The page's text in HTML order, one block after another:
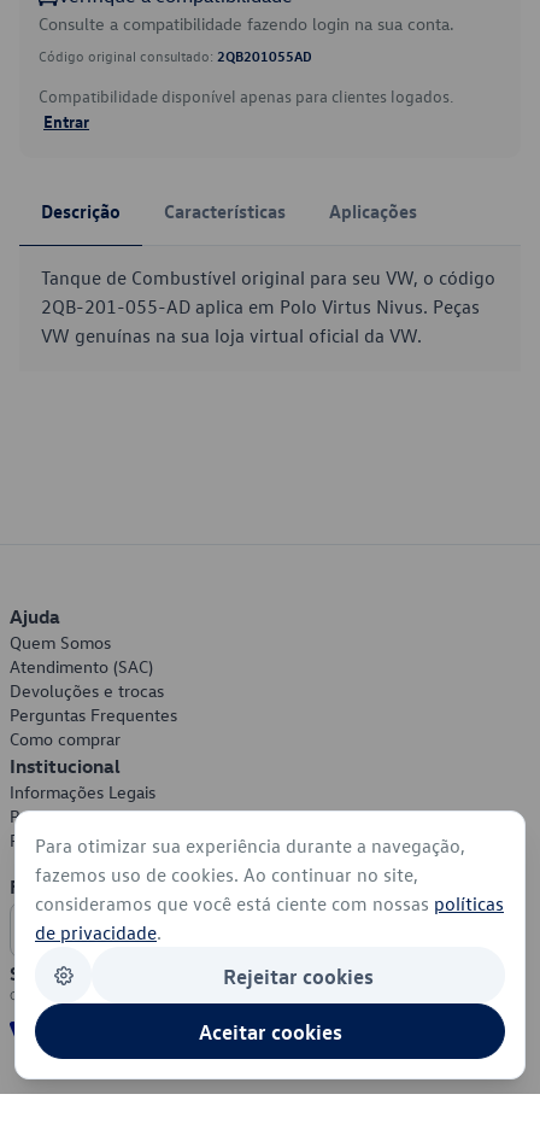
Consulte a compatibilidade fazendo login na sua conta.
Código original consultado: 2QB201055AD
Compatibilidade disponível apenas para clientes logados.
Entrar
Descrição Características Aplicações
Tanque de Combustível original para seu VW, o código
2QB-201-055-AD aplica em Polo Virtus Nivus. Peças
VW genuínas na sua loja virtual oficial da VW.
Ajuda
Quem Somos
Atendimento (SAC)
Devoluções e trocas
Perguntas Frequentes
Como comprar
Institucional
Informações Legais
Política de Privacidade
Política de Cookies
Formas de Pagamento
Segurança
Para otimizar sua experiência durante a navegação,
fazemos uso de cookies. Ao continuar no site,
consideramos que você está ciente com nossas políticas
de privacidade.
Rejeitar cookies
Aceitar cookies